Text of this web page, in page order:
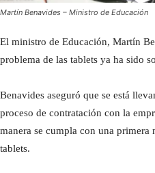
Martín Benavides – Ministro de Educación
El ministro de Educación, Martín
problema de las tablets ya ha sido
Benavides aseguró que se está
proceso de contratación con la
manera se cumpla con una primera
tablets.